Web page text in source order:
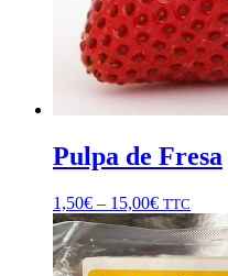
Pulpa de Fresa
1,50€ – 15,00€ TTC